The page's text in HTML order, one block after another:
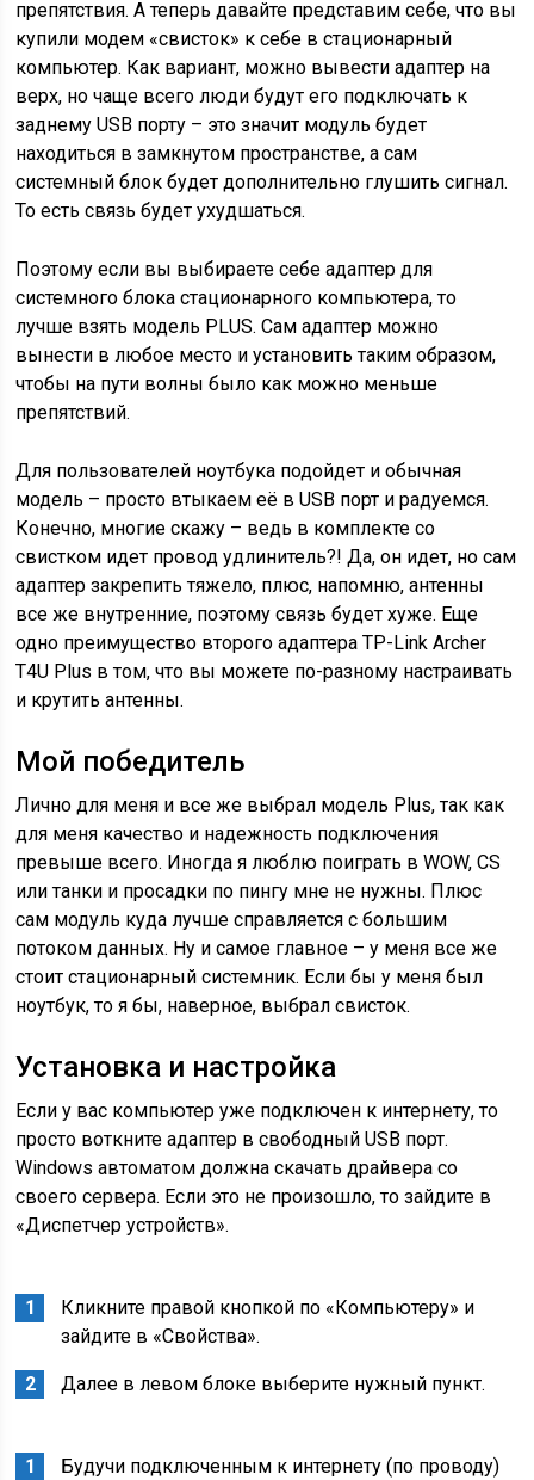
препятствия. А теперь давайте представим себе, что вы
купили модем «свисток» к себе в стационарный
компьютер. Как вариант, можно вывести адаптер на
верх, но чаще всего люди будут его подключать к
заднему USB порту – это значит модуль будет
находиться в замкнутом пространстве, а сам
системный блок будет дополнительно глушить сигнал.
То есть связь будет ухудшаться.
Поэтому если вы выбираете себе адаптер для
системного блока стационарного компьютера, то
лучше взять модель PLUS. Сам адаптер можно
вынести в любое место и установить таким образом,
чтобы на пути волны было как можно меньше
препятствий.
Для пользователей ноутбука подойдет и обычная
модель – просто втыкаем её в USB порт и радуемся.
Конечно, многие скажу – ведь в комплекте со
свистком идет провод удлинитель?! Да, он идет, но сам
адаптер закрепить тяжело, плюс, напомню, антенны
все же внутренние, поэтому связь будет хуже. Еще
одно преимущество второго адаптера TP-Link Archer
T4U Plus в том, что вы можете по-разному настраивать
и крутить антенны.
Мой победитель
Лично для меня и все же выбрал модель Plus, так как
для меня качество и надежность подключения
превыше всего. Иногда я люблю поиграть в WOW, CS
или танки и просадки по пингу мне не нужны. Плюс
сам модуль куда лучше справляется с большим
потоком данных. Ну и самое главное – у меня все же
стоит стационарный системник. Если бы у меня был
ноутбук, то я бы, наверное, выбрал свисток.
Установка и настройка
Если у вас компьютер уже подключен к интернету, то
просто воткните адаптер в свободный USB порт.
Windows автоматом должна скачать драйвера со
своего сервера. Если это не произошло, то зайдите в
«Диспетчер устройств».
Кликните правой кнопкой по «Компьютеру» и
зайдите в «Свойства».
Далее в левом блоке выберите нужный пункт.
Будучи подключенным к интернету (по проводу)